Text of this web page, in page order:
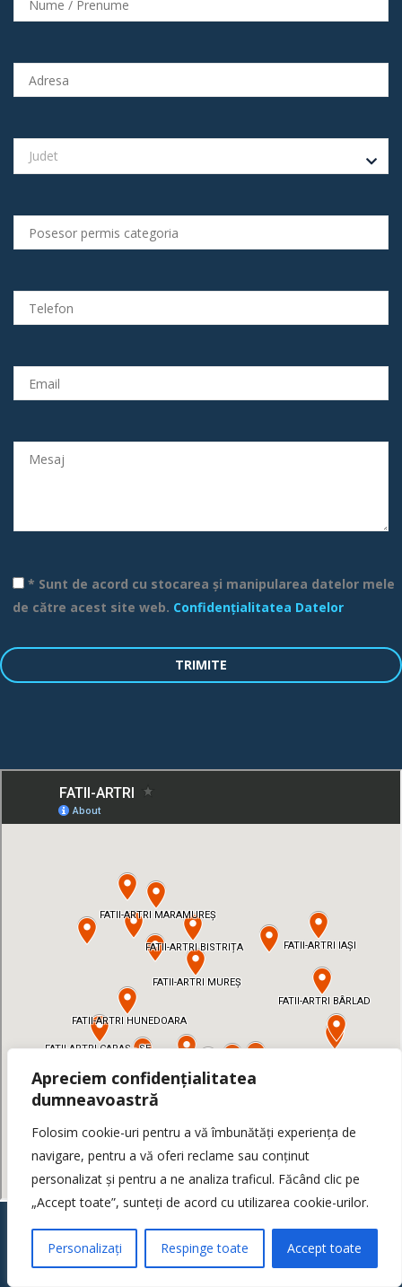
Apreciem confidențialitatea
dumneavoastră
Folosim cookie-uri pentru a vă îmbunătăți experiența de
navigare, pentru a vă oferi reclame sau conținut
personalizat și pentru a ne analiza traficul. Făcând clic pe
„Accept toate”, sunteți de acord cu utilizarea cookie-urilor.
Personalizați Respinge toate Accept toate
Judet
* Sunt de acord cu stocarea și manipularea datelor mele
de către acest site web. Confidențialitatea Datelor